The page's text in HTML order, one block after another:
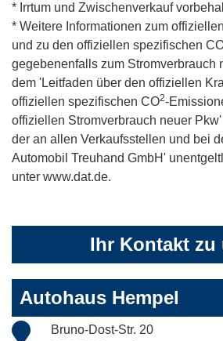
* Irrtum und Zwischenverkauf
* Weitere Informationen zum
und zu den offiziellen spezifischen
gegebenenfalls zum Stromverbrauch
dem 'Leitfaden über den offiziellen
offiziellen spezifischen CO2-
offiziellen Stromverbrauch neuer
der an allen Verkaufsstellen und bei
Automobil Treuhand GmbH'
unter www.dat.de.
Ihr Kontakt zu
Autohaus Hempel
Bruno-Dost-Str. 20